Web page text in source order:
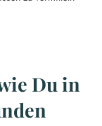
Du in